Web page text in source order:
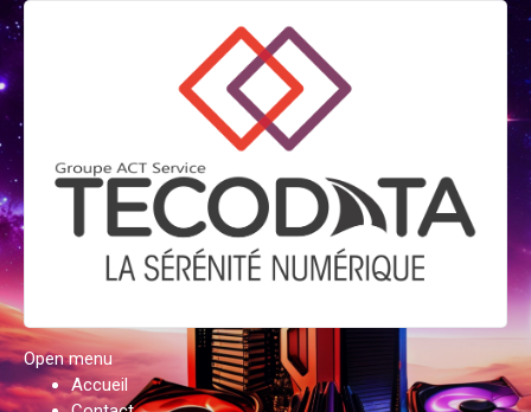
Open menu
Accueil